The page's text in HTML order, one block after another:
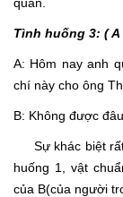
Tình huống 3: ( A
A: Hôm nay anh
chí này cho ông
B: Không được đâu.
Sự khác biệt rất
huống 1, vật
của B(của người